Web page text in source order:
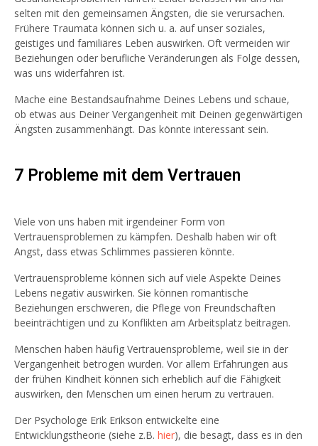
selten mit den gemeinsamen Ängsten, die sie verursachen.
Frühere Traumata können sich u. a. auf unser soziales,
geistiges und familiäres Leben auswirken. Oft vermeiden wir
Beziehungen oder berufliche Veränderungen als Folge dessen,
was uns widerfahren ist.
Mache eine Bestandsaufnahme Deines Lebens und schaue,
ob etwas aus Deiner Vergangenheit mit Deinen gegenwärtigen
Ängsten zusammenhängt. Das könnte interessant sein.
7 Probleme mit dem Vertrauen
Viele von uns haben mit irgendeiner Form von
Vertrauensproblemen zu kämpfen. Deshalb haben wir oft
Angst, dass etwas Schlimmes passieren könnte.
Vertrauensprobleme können sich auf viele Aspekte Deines
Lebens negativ auswirken. Sie können romantische
Beziehungen erschweren, die Pflege von Freundschaften
beeinträchtigen und zu Konflikten am Arbeitsplatz beitragen.
Menschen haben häufig Vertrauensprobleme, weil sie in der
Vergangenheit betrogen wurden. Vor allem Erfahrungen aus
der frühen Kindheit können sich erheblich auf die Fähigkeit
auswirken, den Menschen um einen herum zu vertrauen.
Der Psychologe Erik Erikson entwickelte eine
Entwicklungstheorie (siehe z.B. hier), die besagt, dass es in den